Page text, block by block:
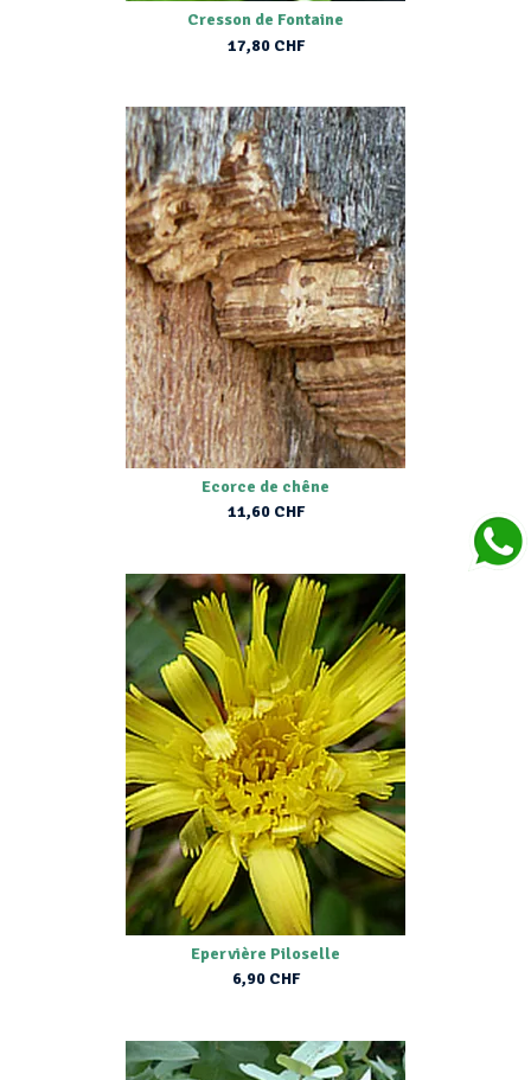
Cresson de Fontaine
17,80 CHF
Ecorce de chêne
11,60 CHF
Epervière Piloselle
6,90 CHF